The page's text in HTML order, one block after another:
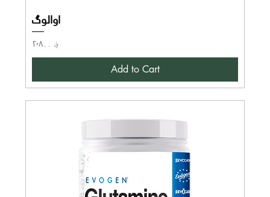
اوالوگ
Price
؋ ۲٬۸۰۰
Add to Cart